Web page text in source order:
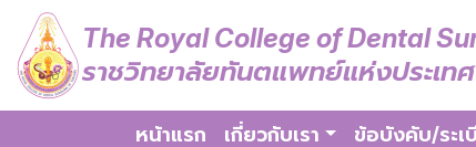
The Royal College of Dental
ราชวิทยาลัยทันตแพทย์แห่งประเท
หน้าแรก เกี่ยวกับเรา ข้อบังคับ/ระเ